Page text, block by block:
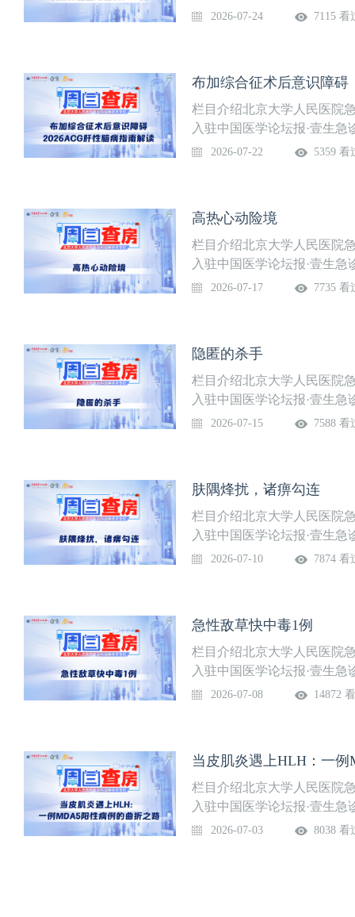
部免费开放，供临床同道交
2026-07-24 7115 看
布加综合征术后意识障碍
栏目介绍北京大学人民医院
入驻中国医学论坛报·壹生
部免费开放，供临床同道交
2026-07-22 5359 看
高热心动险境
栏目介绍北京大学人民医院
入驻中国医学论坛报·壹生
部免费开放，供临床同道交
2026-07-17 7735 看
隐匿的杀手
栏目介绍北京大学人民医院
入驻中国医学论坛报·壹生
部免费开放，供临床同道交
2026-07-15 7588 看
肤隅烽扰，诸痹勾连
栏目介绍北京大学人民医院
入驻中国医学论坛报·壹生
部免费开放，供临床同道交
2026-07-10 7874 看
急性敌草快中毒1例
栏目介绍北京大学人民医院
入驻中国医学论坛报·壹生
部免费开放，供临床同道交
2026-07-08 14872
当皮肌炎遇上HLH：一
栏目介绍北京大学人民医院
入驻中国医学论坛报·壹生
部免费开放，供临床同道交
2026-07-03 8038 看